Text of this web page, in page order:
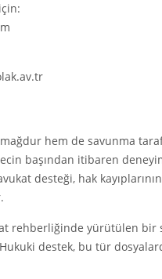
hem de savunma
başından itibaren
desteği, hak
rehberliğinde yürütülen bir
destek, bu tür